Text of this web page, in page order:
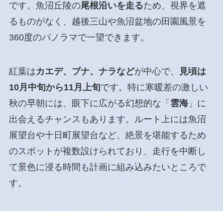
です。魚沼丘陵の尾根沿いを走るため、視界を遮
るものがなく、越後三山や魚沼盆地の田園風景を
360度のパノラマで一望できます。
紅葉はカエデ、ブナ、ナラなどが中心で、
見頃は
10月中旬から11月上旬です。特に寒暖差の激しい
秋の早朝には、眼下に広がる幻想的な「 雲海」に
出会えるチャンスもあります。ルート上には魚沼
展望台や十日町展望台など、絶景を堪能するため
のスポットが複数設けられており、走行を中断し
て景色に浸る時間も計画に組み込みたいところで
す。